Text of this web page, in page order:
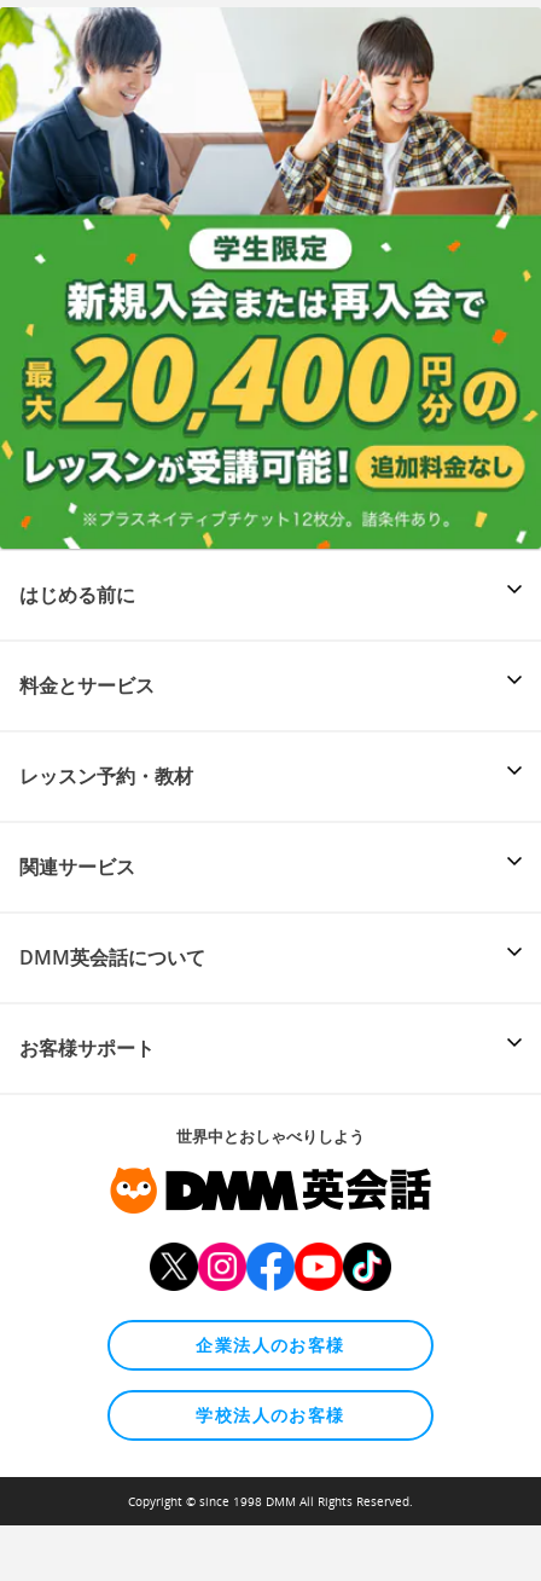
はじめる前に
料金とサービス
レッスン予約・教材
関連サービス
DMM英会話について
お客様サポート
世界中とおしゃべりしよう
企業法人のお客様
学校法人のお客様
Copyright © since 1998 DMM All Rights Reserved.